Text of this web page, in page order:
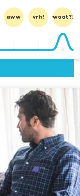
aww vrh! woot?!